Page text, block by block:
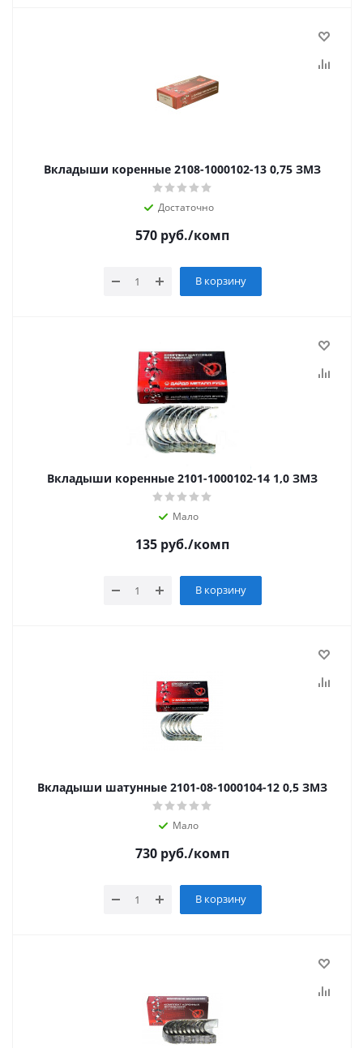
Вкладыши коренные 2108-1000102-13 0,75 ЗМЗ
Достаточно
570 руб./комп
В корзину
Вкладыши коренные 2101-1000102-14 1,0 ЗМЗ
Мало
135 руб./комп
В корзину
Вкладыши шатунные 2101-08-1000104-12 0,5 ЗМЗ
Мало
730 руб./комп
В корзину